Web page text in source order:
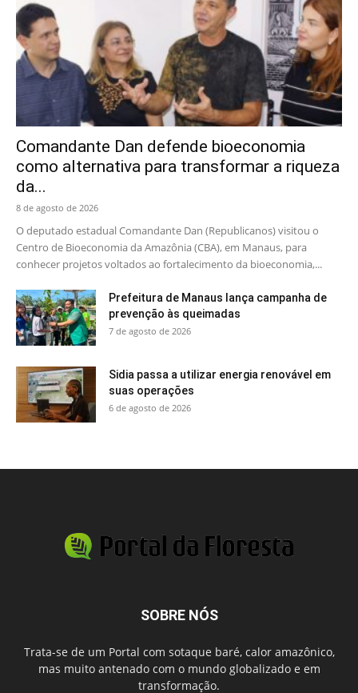
Comandante Dan defende bioeconomia
como alternativa para transformar a riqueza
da...
8 de agosto de 2026
O deputado estadual Comandante Dan (Republicanos) visitou o
Centro de Bioeconomia da Amazônia (CBA), em Manaus, para
conhecer projetos voltados ao fortalecimento da bioeconomia,...
Prefeitura de Manaus lança campanha de
prevenção às queimadas
7 de agosto de 2026
Sidia passa a utilizar energia renovável em
suas operações
6 de agosto de 2026
SOBRE NÓS
Trata-se de um Portal com sotaque baré, calor amazônico,
mas muito antenado com o mundo globalizado e em
transformação.